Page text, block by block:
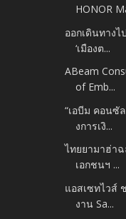
HONOR
ออกเดินทาง
‘เมืองต...
ABeam
of Emb...
“เอบีม คอนซั
งการเงิ...
ไทยยามาฮ่า
เอกชนฯ ...
แอสเซทไวส์
งาน Sa...